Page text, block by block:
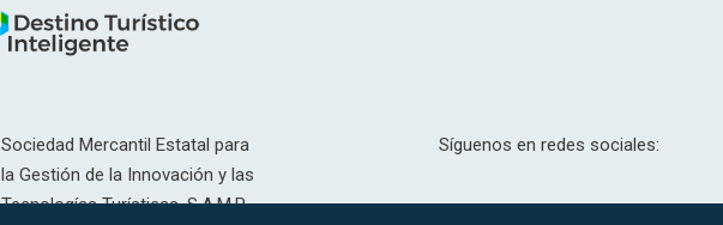
Sociedad Mercantil Estatal para
la Gestión de la Innovación y las
Tecnologías Turísticas, S.A.M.P.
Síguenos en redes sociales: